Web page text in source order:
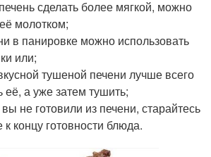
сделать более мягкой, можно
молотком;
в панировке можно использовать
или;
тушеной печени лучше всего
её, а уже затем тушить;
не готовили из печени, старайтесь
концу готовности блюда.